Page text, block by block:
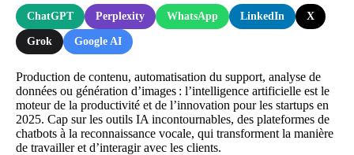
ChatGPT Perplexity WhatsApp LinkedIn X
Grok Google AI
Production de contenu, automatisation du support, analyse de
données ou génération d’images : l’intelligence artificielle est le
moteur de la productivité et de l’innovation pour les startups en
2025. Cap sur les outils IA incontournables, des plateformes de
chatbots à la reconnaissance vocale, qui transforment la manière
de travailler et d’interagir avec les clients.